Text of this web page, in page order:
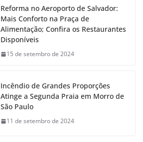
Reforma no Aeroporto de Salvador:
Mais Conforto na Praça de
Alimentação; Confira os Restaurantes
Disponíveis
15 de setembro de 2024
Incêndio de Grandes Proporções
Atinge a Segunda Praia em Morro de
São Paulo
11 de setembro de 2024